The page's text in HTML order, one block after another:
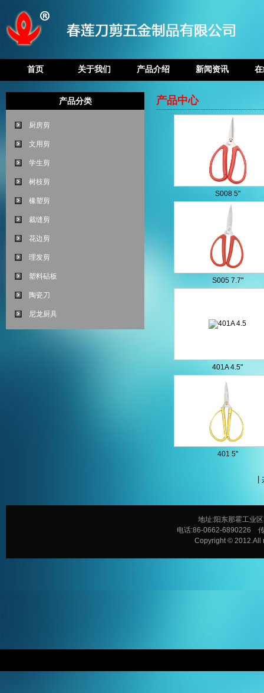
首页 关于我们 产品介绍 新闻资讯
产品分类
厨房剪
文用剪
学生剪
树枝剪
橡塑剪
裁缝剪
花边剪
理发剪
塑料砧板
陶瓷刀
尼龙厨具
产品中心
S008 5"
S005 7.7"
401A 4.5"
401 5"
地址:阳东那霍工业
电话:86-0662-6890226
Copyright © 2012.All